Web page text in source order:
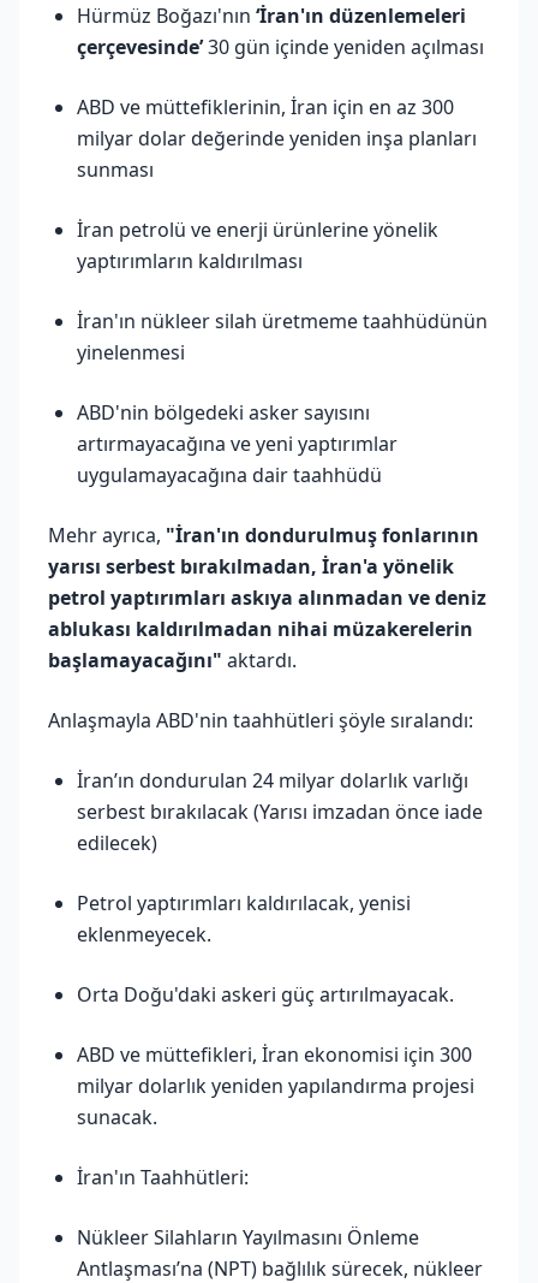
Hürmüz Boğazı'nın ‘İran'ın düzenlemeleri
çerçevesinde’30 gün içinde yeniden açılması
ABD ve müttefiklerinin, İran için en az 300
milyar dolar değerinde yeniden inşa planları
sunması
İran petrolü ve enerji ürünlerine yönelik
yaptırımların kaldırılması
İran'ın nükleer silah üretmeme taahhüdünün
yinelenmesi
ABD'nin bölgedeki asker sayısını
artırmayacağına ve yeni yaptırımlar
uygulamayacağına dair taahhüdü
Mehr ayrıca, "İran'ın dondurulmuş fonlarının
yarısı serbest bırakılmadan, İran'a yönelik
petrol yaptırımları askıya alınmadan ve deniz
ablukası kaldırılmadan nihai müzakerelerin
başlamayacağını" aktardı.
Anlaşmayla ABD'nin taahhütleri şöyle sıralandı:
İran’ın dondurulan 24 milyar dolarlık varlığı
serbest bırakılacak (Yarısı imzadan önce iade
edilecek)
Petrol yaptırımları kaldırılacak, yenisi
eklenmeyecek.
Orta Doğu'daki askeri güç artırılmayacak.
ABD ve müttefikleri, İran ekonomisi için 300
milyar dolarlık yeniden yapılandırma projesi
sunacak.
İran'ın Taahhütleri:
Nükleer Silahların Yayılmasını Önleme
Antlaşması’na (NPT) bağlılık sürecek, nükleer